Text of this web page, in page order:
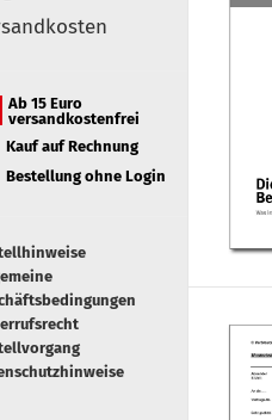
Ab 15 Euro
versandkostenfrei
Kauf auf Rechnung
Bestellung ohne Login